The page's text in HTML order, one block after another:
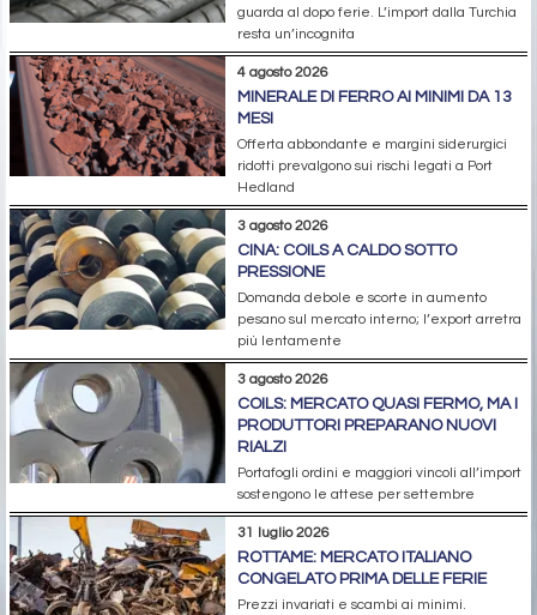
guarda al dopo ferie. L’import dalla Turchia
resta un’incognita
4 agosto 2026
MINERALE DI FERRO AI MINIMI DA 13
MESI
Offerta abbondante e margini siderurgici
ridotti prevalgono sui rischi legati a Port
Hedland
3 agosto 2026
CINA: COILS A CALDO SOTTO
PRESSIONE
Domanda debole e scorte in aumento
pesano sul mercato interno; l’export arretra
più lentamente
3 agosto 2026
COILS: MERCATO QUASI FERMO, MA I
PRODUTTORI PREPARANO NUOVI
RIALZI
Portafogli ordini e maggiori vincoli all’import
sostengono le attese per settembre
31 luglio 2026
ROTTAME: MERCATO ITALIANO
CONGELATO PRIMA DELLE FERIE
Prezzi invariati e scambi ai minimi.